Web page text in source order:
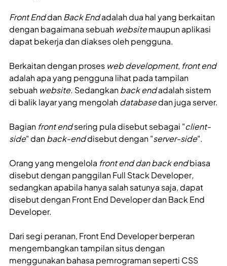
Front EnddanBack Endadalah dua hal yang berkaitan
dengan bagaimana sebuah websitemaupun aplikasi
dapat bekerja dan diakses oleh pengguna.
Berkaitan dengan proses web development, front end
adalah apa yang pengguna lihat pada tampilan
sebuah website. Sedangkanback endadalah sistem
di balik layar yang mengolahdatabasedan juga server.
Bagian front endsering pula disebut sebagai "client-
side" danback-enddisebut dengan "server-side".
Orang yang mengelola front end dan back endbiasa
disebut dengan panggilan Full Stack Developer,
sedangkan apabila hanya salah satunya saja, dapat
disebut dengan Front End Developerdan Back End
Developer.
Dari segi peranan, Front End Developerberperan
mengembangkan tampilan situs dengan
menggunakan bahasa pemrograman seperti CSS